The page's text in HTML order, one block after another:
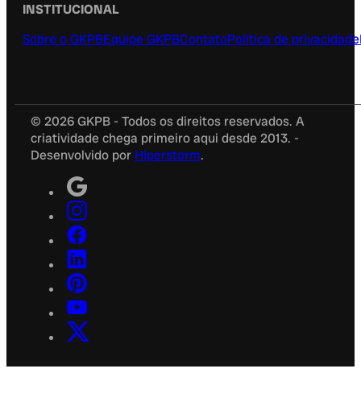
INSTITUCIONAL
Sobre o GKPBEquipe GKPBContatoPolítica de privacidade
© 2026 GKPB - Todos os direitos reservados. A
criatividade chega primeiro aqui desde 2013. -
Desenvolvido por Hiperstorm.